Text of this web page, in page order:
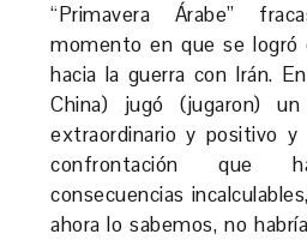
“Primavera Árabe”
momento en que se
hacia la guerra con Irán.
China) jugó (jugaron)
extraordinario y positivo
confrontación que
consecuencias
ahora lo sabemos, no